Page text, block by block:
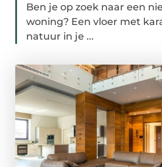
Ben je op zoek naar een
woning? Een vloer met
natuur in je ...